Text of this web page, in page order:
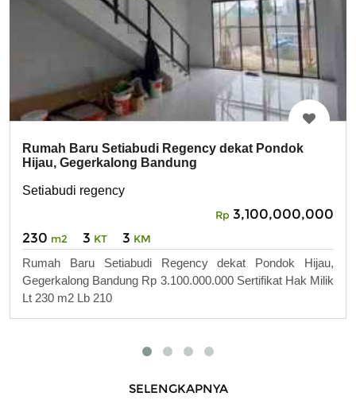
Rumah Baru Setiabudi Regency dekat Pondok
Hijau, Gegerkalong Bandung
Setiabudi regency
Rp 3,100,000,000
230 m2 3 KT 3 KM
Rumah Baru Setiabudi Regency dekat Pondok Hijau,
Gegerkalong Bandung Rp 3.100.000.000 Sertifikat Hak Milik
Lt 230 m2 Lb 210
SELENGKAPNYA